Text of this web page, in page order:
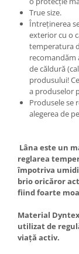
True size.
Întreținerea
exterior cu o
temperatura
recomandăm
de căldură
produsului!
a produselor
Produselese
alegerea de
Lâna este un
reglarea
împotriva
brio oricăror
fiindfoarte
Material
utilizat de
viață activ.